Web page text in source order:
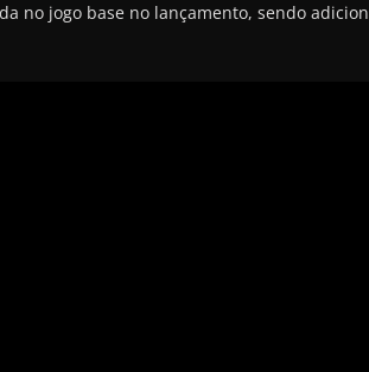
no jogo base no lançamento, sendo